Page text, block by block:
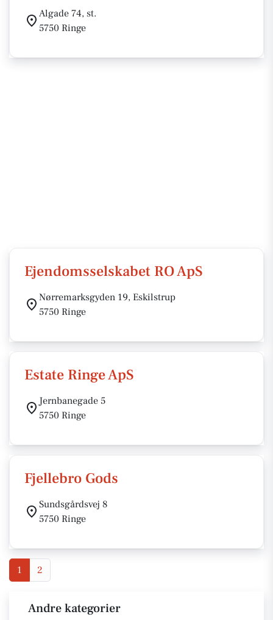
Algade 74, st.
5750 Ringe
Ejendomsselskabet RO ApS
Nørremarksgyden 19, Eskilstrup
5750 Ringe
Estate Ringe ApS
Jernbanegade 5
5750 Ringe
Fjellebro Gods
Sundsgårdsvej 8
5750 Ringe
1 2
Andre kategorier